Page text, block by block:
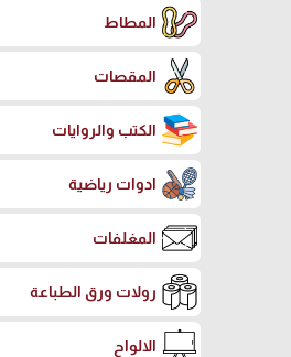
المطاط
المقصات
الكتب والروايات
ادوات رياضية
المغلفات
رولات ورق الطباعة
الالواح